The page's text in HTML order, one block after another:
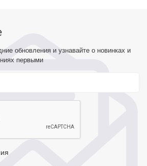
обновления и узнавайте о новинках и
первыми